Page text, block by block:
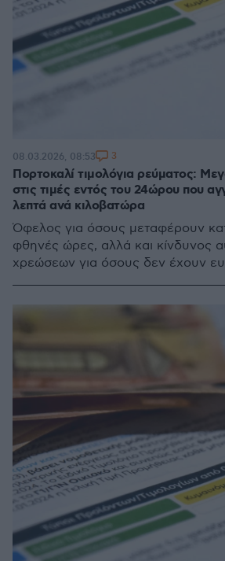
Πορτοκαλί τιμολόγια ρεύματος:
στις τιμές εντός του 24ώρου που
λεπτά ανά κιλοβατώρα
Όφελος για όσους μεταφέρουν
φθηνές ώρες, αλλά και κίνδυνος
χρεώσεων για όσους δεν έχουν
08.03.2026, 08:53 3